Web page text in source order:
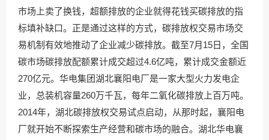
市场上卖了换钱，超额排放的企业就得花钱买碳排放的指
标填补缺口。正是通过这样的方式，碳排放权交易市场交
易机制有效地推动了企业减少碳排放。截至7月15日，全国
碳市场碳排放配额累计成交超过4.6亿吨，累计成交金额近
270亿元。华电集团湖北襄阳电厂是一家大型火力发电企
业，总装机容量260万千瓦，每年二氧化碳排放上百万吨。
2014年，湖北碳排放权交易试点启动，从那时起，襄阳电
厂就开始不断探索生产经营和碳市场的融合。湖北华电襄